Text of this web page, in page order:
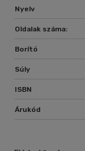
Nyelv
Oldalak száma:
Borító
Súly
ISBN
Árukód